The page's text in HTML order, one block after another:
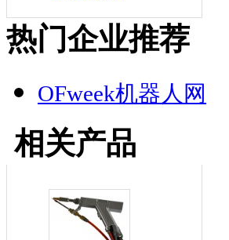
热门企业推荐
OFweek机器人网
相关产品